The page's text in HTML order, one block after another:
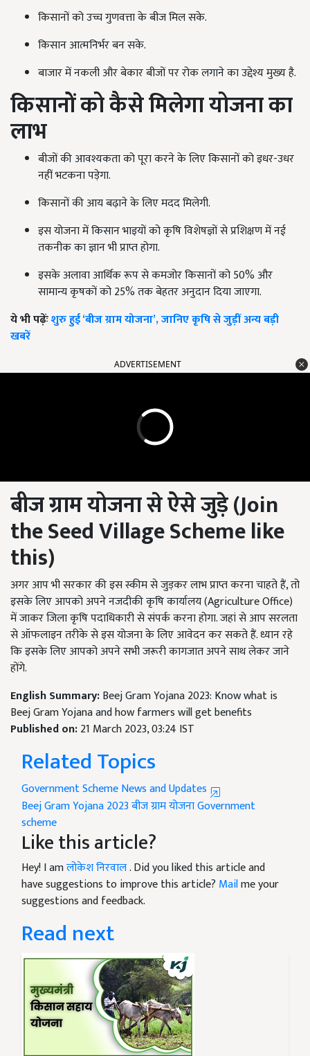
किसानों को उच्च गुणवत्ता के बीज मिल सके.
किसान आत्मनिर्भर बन सके.
बाजार में नकली और बेकार बीजों पर रोक लगाने का उद्देश्य मुख्य है.
किसानों को कैसे मिलेगा योजना का
लाभ
बीजों की आवश्यकता को पूरा करने के लिए किसानों को इधर-उधर
नहीं भटकना पड़ेगा.
किसानों की आय बढ़ाने के लिए मदद मिलेगी.
इस योजना में किसान भाइयों को कृषि विशेषज्ञों से प्रशिक्षण में नई
तकनीक का ज्ञान भी प्राप्त होगा.
इसके अलावा आर्थिक रूप से कमजोर किसानों को 50% और
सामान्य कृषकों को 25% तक बेहतर अनुदान दिया जाएगा.
ये भी पढ़ेंःशुरु हुई ‘बीज ग्राम योजना’, जानिए कृषि से जुड़ीं अन्य बड़ी
खबरें
ADVERTISEMENT
बीज ग्राम योजना से ऐसे जुड़े(Join
the Seed Village Scheme like
this)
अगर आप भी सरकार की इस स्कीम से जुड़कर लाभ प्राप्त करना चाहते हैं, तो
इसके लिए आपको अपने नजदीकी कृषि कार्यालय (Agriculture Office)
में जाकर जिला कृषि पदाधिकारी से संपर्क करना होगा. जहां से आप सरलता
से ऑफलाइन तरीके से इस योजना के लिए आवेदन कर सकते हैं. ध्यान रहे
कि इसके लिए आपको अपने सभी जरूरी कागजात अपने साथ लेकर जाने
होंगे.
English Summary:Beej Gram Yojana 2023: Know what is
Beej Gram Yojana and how farmers will get benefits
Published on:21 March 2023, 03:24 IST
Related Topics
Government Scheme News and Updates
Beej Gram Yojana 2023बीज ग्राम योजनाGovernment
scheme
Like this article?
Hey! I amलोकेश निरवाल. Did you liked this article and
have suggestions to improve this article? Mailme your
suggestions and feedback.
Read next